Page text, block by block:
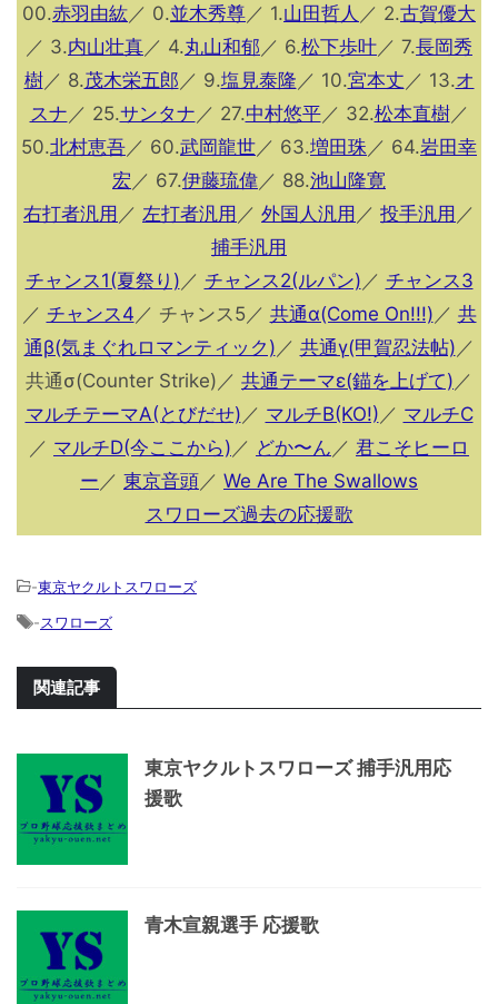
00.赤羽由紘／ 0.並木秀尊／ 1.山田哲人 ／ 2.古賀優大
／ 3.内山壮真／ 4.丸山和郁 ／ 6.松下歩叶／ 7.長岡秀
樹／ 8.茂木栄五郎 ／ 9.塩見泰隆 ／ 10.宮本丈 ／ 13.オ
スナ ／ 25.サンタナ ／ 27.中村悠平／ 32.松本直樹／
50.北村恵吾／ 60.武岡龍世／ 63.増田珠 ／ 64.岩田幸
宏 ／ 67.伊藤琉偉／ 88.池山隆寛
右打者汎用 ／ 左打者汎用 ／ 外国人汎用 ／ 投手汎用 ／
捕手汎用
チャンス1(夏祭り) ／ チャンス2(ルパン) ／ チャンス3
／ チャンス4 ／ チャンス5／ 共通α(Come On!!!) ／ 共
通β(気まぐれロマンティック) ／ 共通γ(甲賀忍法帖) ／
共通σ(Counter Strike)／ 共通テーマε(錨を上げて) ／
マルチテーマA(とびだせ) ／ マルチB(KO!) ／ マルチC
／ マルチD(今ここから) ／ どか〜ん ／ 君こそヒーロ
ー ／ 東京音頭／ We Are The Swallows
スワローズ過去の応援歌
-東京ヤクルトスワローズ
-スワローズ
関連記事
東京ヤクルトスワローズ 捕手汎用応
援歌
青木宣親選手 応援歌